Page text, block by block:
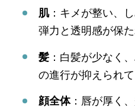
肌：キメが整い、
弾力と透明感が保た
髪 ：白髪が少なく
の進行が抑えられて
顔全体：唇が厚く